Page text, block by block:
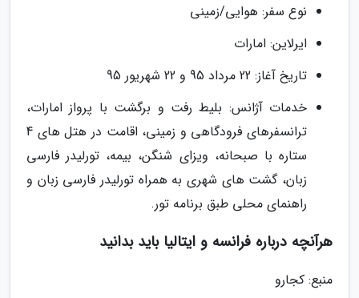
نوع سفر: هوایی/زمینی
ایرلاین: امارات
تاریخ آغاز: 22 مرداد 95 و 22 شهریور 95
خدمات آژانس: بلیط رفت و برگشت با پرواز امارات،
ترانسفر­­های فرودگاهی و زمینی، اقامت در هتل های 4
ستاره با صبحانه، ویزای شنگن، بیمه، تورلیدر فارسی
زبان، گشت های شهری به همراه تورلیدر فارسی زبان و
راهنمای محلی طبق برنامه تور.
هرآنچه درباره فرانسه و ایتالیا باید بدانید
منبع: کجارو